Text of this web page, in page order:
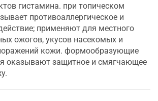
гистамина. при топическом
противоаллергическое и
применяют для местного
ожогов, укусов насекомых и
кожи. формообразующие
оказывают защитное и смягчающее